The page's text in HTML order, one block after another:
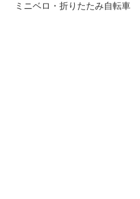
ミニベロ・折りたたみ自転車